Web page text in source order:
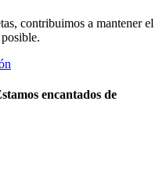
contribuimos a mantener el
encantados de